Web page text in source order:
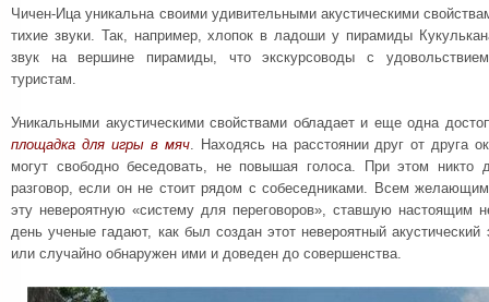
Чичен-Ица уникальна своими удивительными акустическими
тихие звуки. Так, например, хлопок в ладоши у пирамиды
звук на вершине пирамиды, что экскурсоводы с
туристам.
Уникальными акустическими свойствами обладает и еще одна
площадка для игры в мяч. Находясь на расстоянии друг от друга
могут свободно беседовать, не повышая голоса. При этом никто
разговор, если он не стоит рядом с собеседниками. Всем
эту невероятную «систему для переговоров», ставшую
день ученые гадают, как был создан этот невероятный
или случайно обнаружен ими и доведен до совершенства.